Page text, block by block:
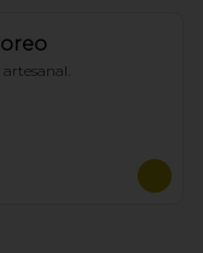
artesanal.